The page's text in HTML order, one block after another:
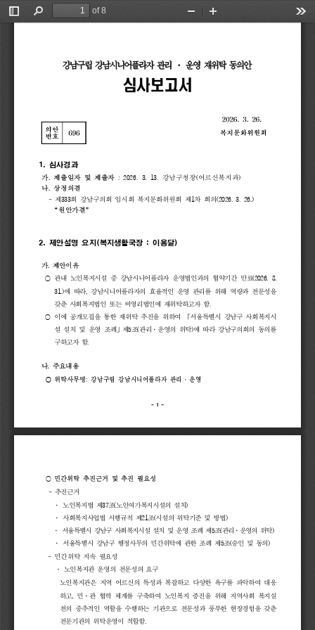
Toggle
Find
of 8
Zoom
1
강남구립 강남시니어플라자관리 . 운영 재위탁동의안
심사보고서
2026. 3.
26.
복지문화위원회
1. 심사경과
가. 제출일자 및 제출자 : 2026. 3. 13. 강남구청장(어르신복지과)
나. 상정의결
- 제333회 강남구의회 임시회 복지문화위원회 제 1차 회의(2026. 3. 26.)
원안가결”
2. 제안설명 요지(복지생활국장 : 이용달)
가. 제안이유
〇 관내 노인복지시설 중 강남시니어플라자 운영법인과의 협약기간 만료(2026. 8.
31.)에 따라, 강남시니어플라자의 효율적인 운영 관리를 위해 역량과 전문성을
갖춘 사회복지법인 또는 비영리법인에 재위탁하고자 함.
〇 이에 공개모집을 통한 재위탁 추진을 위하여 「서울특별시 강남구 사회복지시
설 설치 및 운영 조례 」제5조(관리 운영의 위탁)에 따라 강남구의회의 동의를
구하고자 함.
나. 주요내용
〇 위탁사무명: 강남구립 강남시니어플라자 관리 . 운영
의안
번호
696
〇 민간위탁 추진근거 및 추진 필요성
- 추진근거
· 노인복지법 제37조(노인여가복지시설의 설치)
· 사회복지사업법 시행규칙 제21조(시설의 위탁기준 및 방법)
· 서울특별시 강남구 사회복지시설 설치 및 운영 조례 제5조(관리 운영의 위탁)
· 서울특별시 강남구 행정사무의 민간위탁에 관한 조례 제5조(승인 및 동의)
- 민간위탁 지속 필요성
· 노인복지관 운영의 전문성의 요구
노인복지관은 지역 어르신의 특성과 복잡하고 다양한 욕구를 파악하여 대응
하고, 민 관 협력 체계를 구축하여 노인복지 증진을 위해 지역사회
복지실
천의
중추적인 역할을 수행하는 기관으로 전문성과 풍부한 현장경험을 갖춘
전문기관의 위탁운영이 적합함.